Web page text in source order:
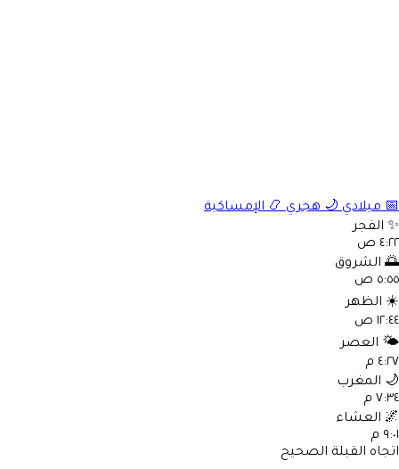
📅 ميلادي 🌙 هجري 📿 الإمساكية
✨ الفجر
٤:٢٢ ص
🌅 الشروق
٥:٥٥ ص
☀️ الظهر
١٢:٤٤ ص
🌤️ العصر
٤:٢٧ م
🌙 المغرب
٧:٣٤ م
🌌 العشاء
٩:٠١ م
اتجاه القبلة الصحيح